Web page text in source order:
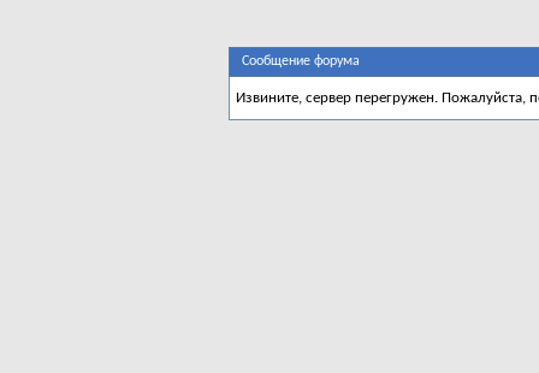
Сообщение форума
Извините, сервер перегружен. Пожалуйста,